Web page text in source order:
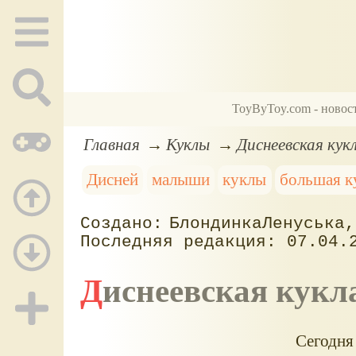
ToyByToy.com -
Главная Куклы
Диснеевская
Дисней
малыши куклы большая
БлондинкаЛенуська
Диснеевская